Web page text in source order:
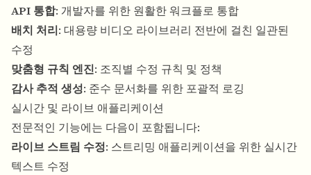
API 통합: 개발자를 위한 원활한 워크플로 통합
배치 처리: 대용량 비디오 라이브러리 전반에 걸친 일관된
수정
맞춤형 규칙 엔진: 조직별 수정 규칙 및 정책
감사 추적 생성: 준수 문서화를 위한 포괄적 로깅
실시간 및 라이브 애플리케이션
전문적인 기능에는 다음이 포함됩니다:
라이브 스트림 수정: 스트리밍 애플리케이션을 위한 실시간
텍스트 수정